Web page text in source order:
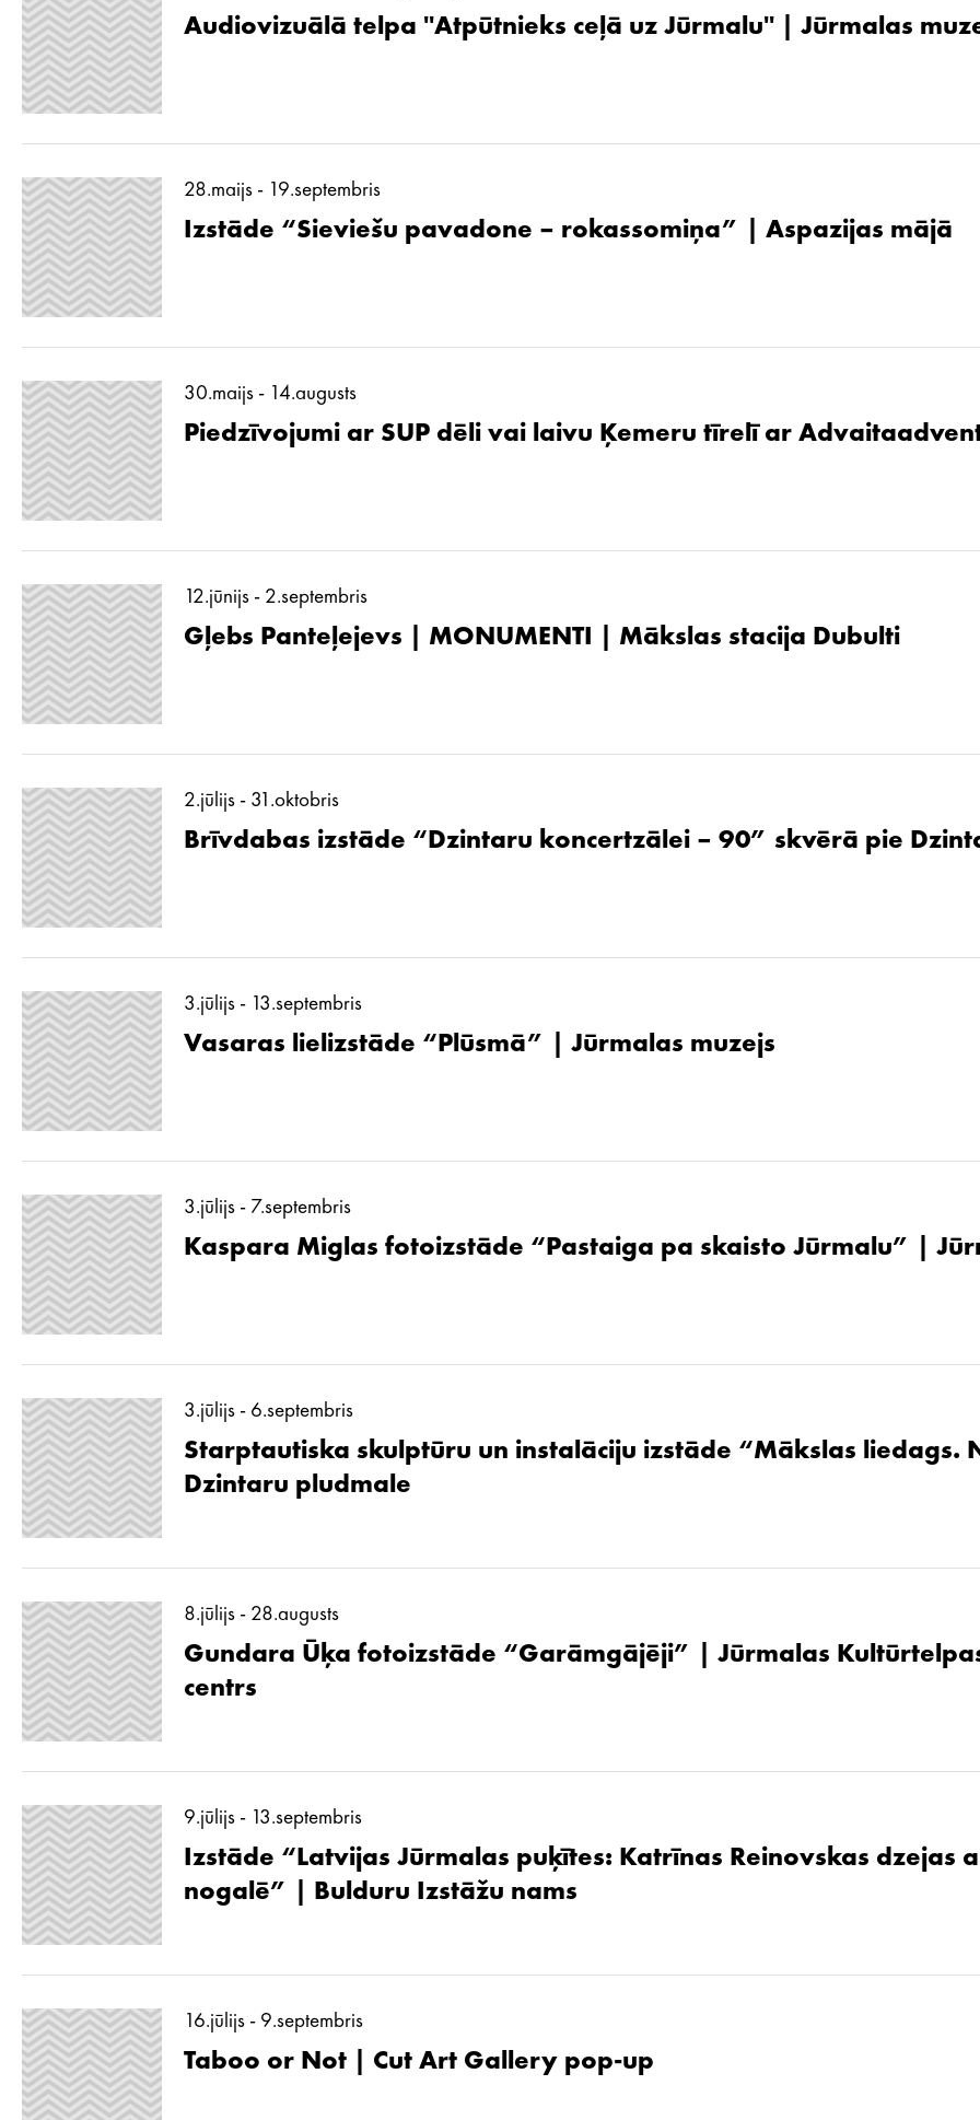
Audiovizuālā telpa ''Atpūtnieks ceļā uz Jūrmalu'' | Jūrmalas
28.maijs - 19.septembris
Izstāde “Sieviešu pavadone – rokassomiņa” | Aspazijas mājā
30.maijs - 14.augusts
Piedzīvojumi ar SUP dēli vai laivu Ķemeru tīrelī ar
12.jūnijs - 2.septembris
Gļebs Panteļejevs | MONUMENTI | Mākslas stacija Dubulti
2.jūlijs - 31.oktobris
Brīvdabas izstāde “Dzintaru koncertzālei – 90” skvērā pie
3.jūlijs - 13.septembris
Vasaras lielizstāde “Plūsmā” | Jūrmalas muzejs
3.jūlijs - 7.septembris
Kaspara Miglas fotoizstāde “Pastaiga pa skaisto Jūrmalu” |
3.jūlijs - 6.septembris
Starptautiska skulptūru un instalāciju izstāde “Mākslas liedags.
Dzintaru pludmale
8.jūlijs - 28.augusts
Gundara Ūķa fotoizstāde “Garāmgājēji” | Jūrmalas
centrs
9.jūlijs - 13.septembris
Izstāde “Latvijas Jūrmalas puķītes: Katrīnas Reinovskas dzejas
nogalē” | Bulduru Izstāžu nams
16.jūlijs - 9.septembris
Taboo or Not | Cut Art Gallery pop-up